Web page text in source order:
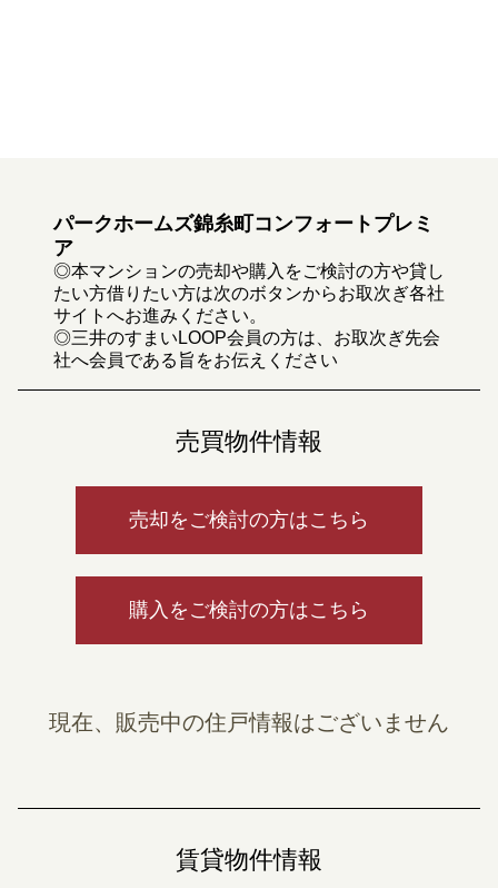
パークホームズ錦糸町コンフォートプレミ
ア
◎本マンションの売却や購入をご検討の方や貸し
たい方借りたい方は次のボタンからお取次ぎ各社
サイトへお進みください。
◎三井のすまいLOOP会員の方は、お取次ぎ先会
社へ会員である旨をお伝えください
売買物件情報
売却をご検討の方はこちら
購入をご検討の方はこちら
現在、販売中の住戸情報はございません
賃貸物件情報